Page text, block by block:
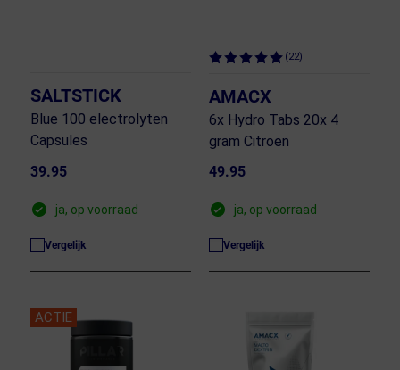
SALTSTICK
Blue 100 electrolyten
Capsules
39.95
ja, op voorraad
Vergelijk
(22)
AMACX
6x Hydro Tabs 20x 4
gram Citroen
49.95
ja, op voorraad
Vergelijk
ACTIE